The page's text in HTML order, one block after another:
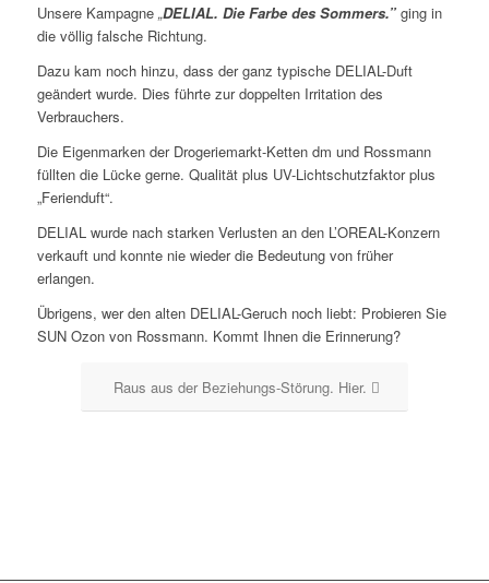
Unsere Kampagne „DELIAL. Die Farbe des Sommers.” ging in
die völlig falsche Richtung.
Dazu kam noch hinzu, dass der ganz typische DELIAL-Duft
geändert wurde. Dies führte zur doppelten Irritation des
Verbrauchers.
Die Eigenmarken der Drogeriemarkt-Ketten dm und Rossmann
füllten die Lücke gerne. Qualität plus UV-Lichtschutzfaktor plus
„Ferienduft“.
DELIAL wurde nach starken Verlusten an den L’OREAL-Konzern
verkauft und konnte nie wieder die Bedeutung von früher
erlangen.
Übrigens, wer den alten DELIAL-Geruch noch liebt: Probieren Sie
SUN Ozon von Rossmann. Kommt Ihnen die Erinnerung?
Raus aus der Beziehungs-Störung. Hier.